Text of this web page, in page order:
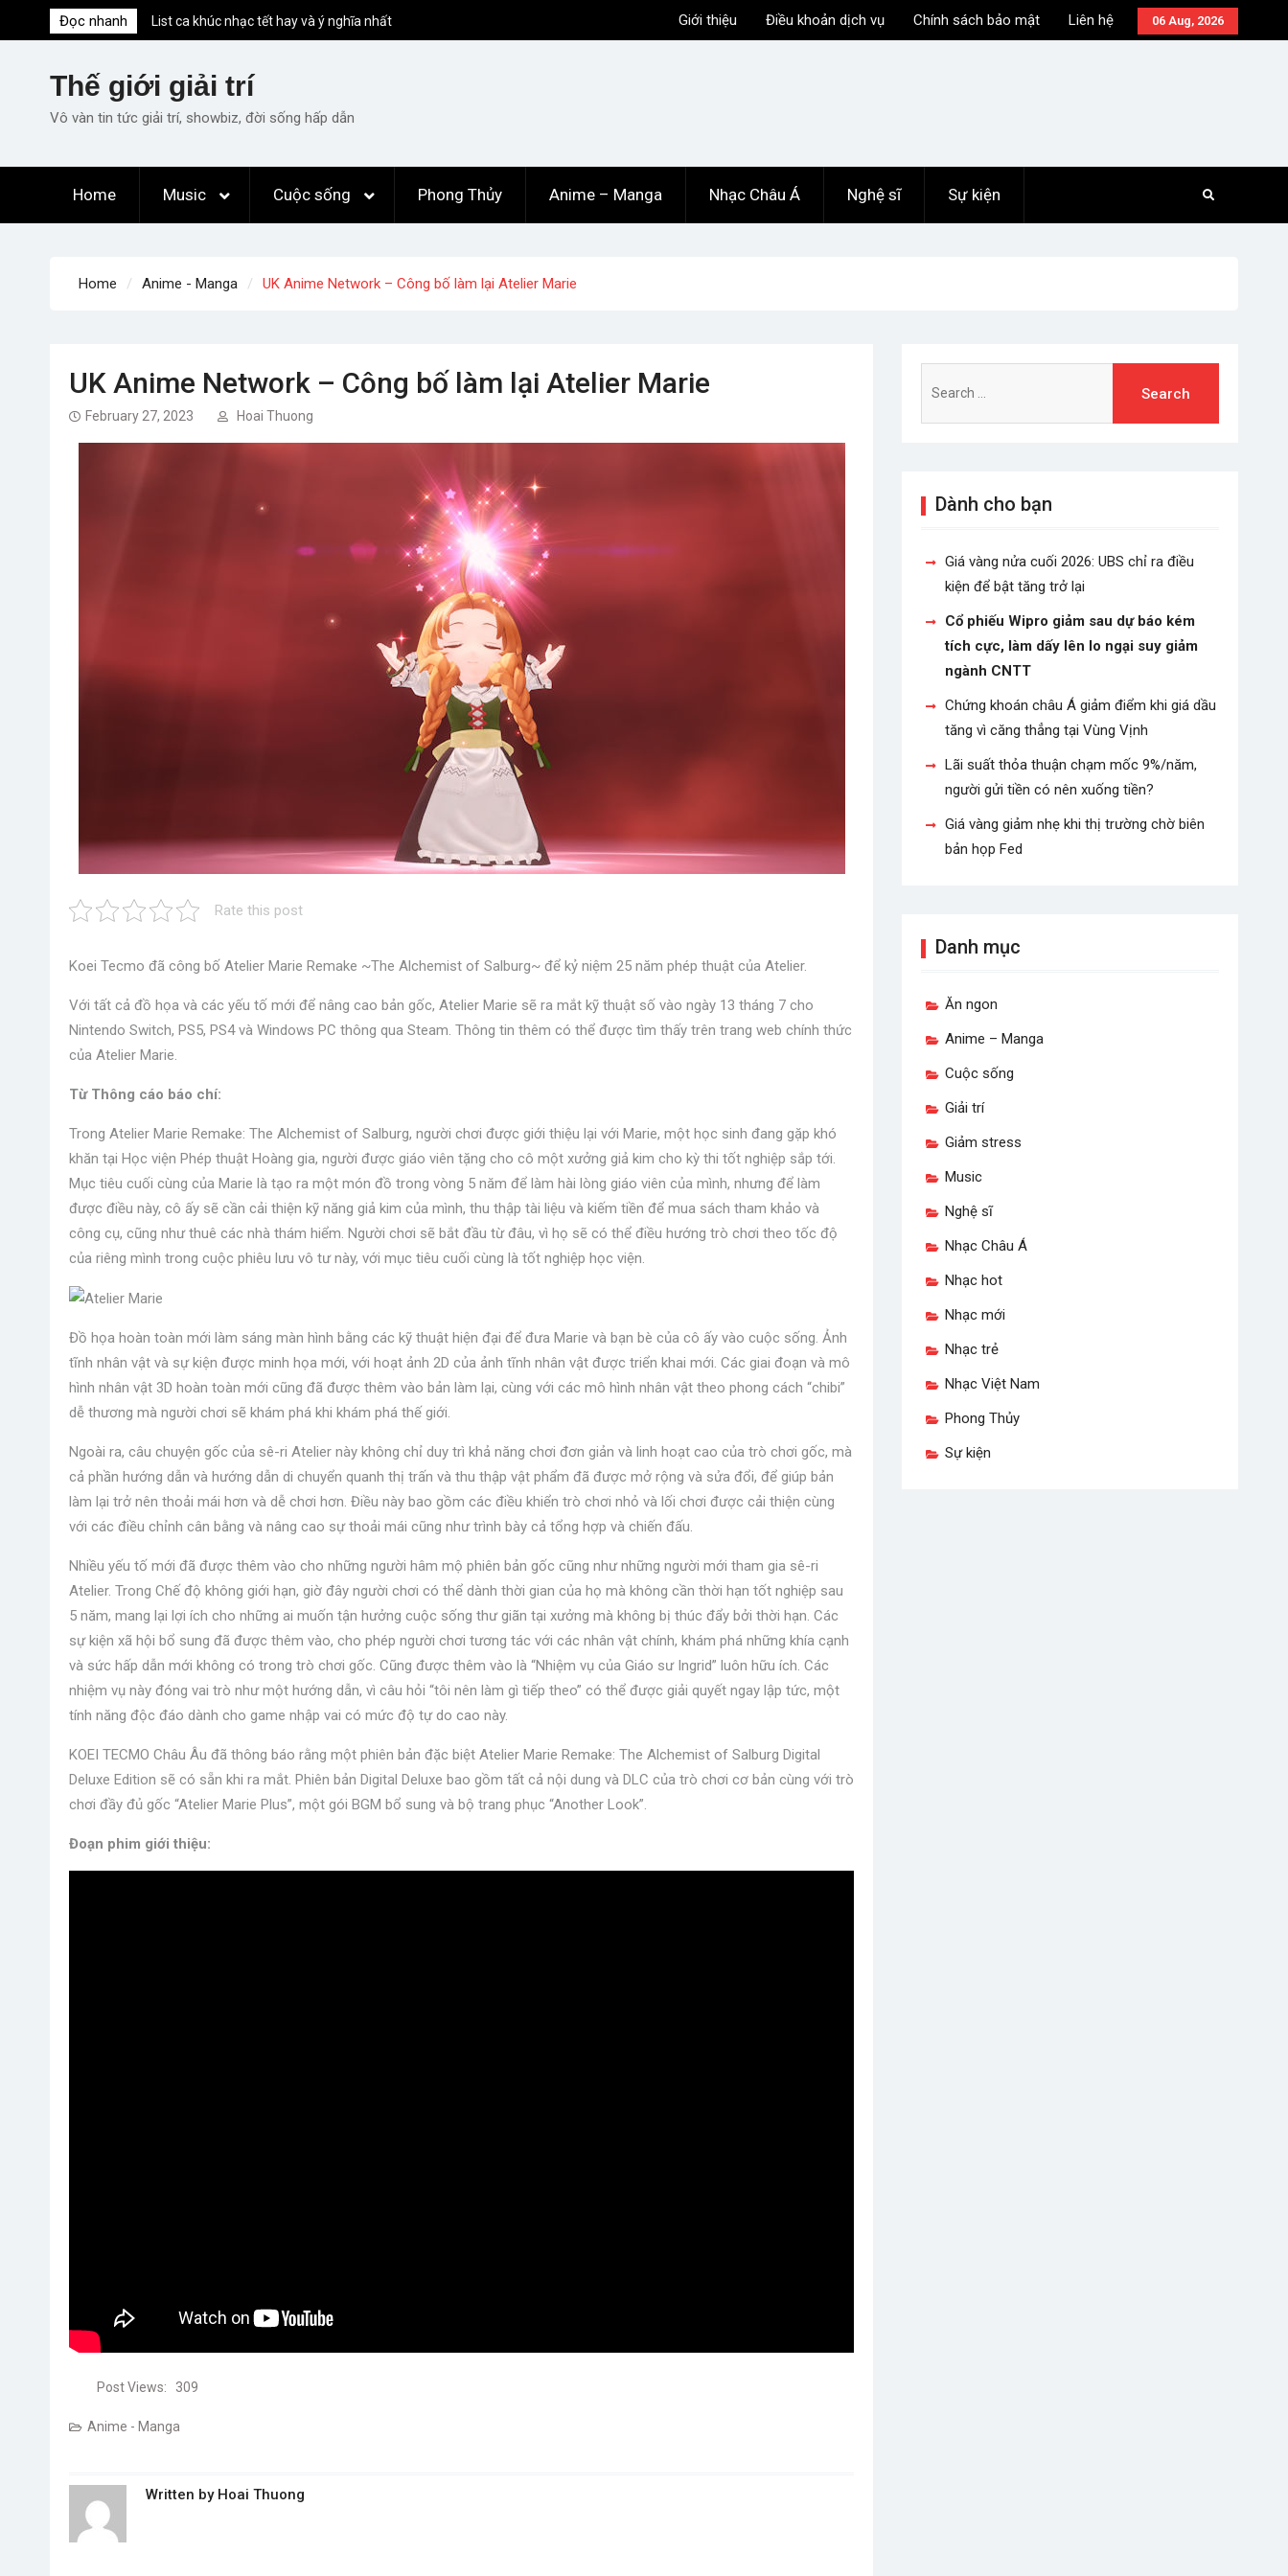
to
06 Aug, 2026
Giới thiệu Điều khoản dịch vụ Chính sách bảo mật Liên hệ
Đọc nhanh
List ca khúc nhạc tết hay và ý nghĩa nhất
mỗi dịp xuân về
comeback “ngoạn mục” với triệu view
Những ca khúc nhạc xuân “sặc mùi” quảng
Lời bài hát Chúng Ta của Hiện Tại – Sơn
Tùng M-TP – Full lyrics bản chuẩn
Thế giới giải trí
Vô vàn tin tức giải trí, showbiz, đời sống hấp dẫn
Home Music Cuộc sống Phong Thủy Anime – Manga Nhạc Châu Á Nghệ sĩ Sự kiện
Home Anime - Manga UK Anime Network – Công bố làm lại Atelier Marie
UK Anime Network – Công bố làm lại Atelier Marie
February 27, 2023 Hoai Thuong
Rate this post
Koei Tecmo đã công bố Atelier Marie Remake ~The Alchemist of Salburg~ để kỷ niệm 25 năm phép thuật của Atelier.
Với tất cả đồ họa và các yếu tố mới để nâng cao bản gốc, Atelier Marie sẽ ra mắt kỹ thuật số vào ngày 13 tháng 7 cho
Nintendo Switch, PS5, PS4 và Windows PC thông qua Steam. Thông tin thêm có thể được tìm thấy trên trang web chính thức
của Atelier Marie.
Từ Thông cáo báo chí:
Trong Atelier Marie Remake: The Alchemist of Salburg, người chơi được giới thiệu lại với Marie, một học sinh đang gặp khó
khăn tại Học viện Phép thuật Hoàng gia, người được giáo viên tặng cho cô một xưởng giả kim cho kỳ thi tốt nghiệp sắp tới.
Mục tiêu cuối cùng của Marie là tạo ra một món đồ trong vòng 5 năm để làm hài lòng giáo viên của mình, nhưng để làm
được điều này, cô ấy sẽ cần cải thiện kỹ năng giả kim của mình, thu thập tài liệu và kiếm tiền để mua sách tham khảo và
công cụ, cũng như thuê các nhà thám hiểm. Người chơi sẽ bắt đầu từ đâu, vì họ sẽ có thể điều hướng trò chơi theo tốc độ
của riêng mình trong cuộc phiêu lưu vô tư này, với mục tiêu cuối cùng là tốt nghiệp học viện.
Đồ họa hoàn toàn mới làm sáng màn hình bằng các kỹ thuật hiện đại để đưa Marie và bạn bè của cô ấy vào cuộc sống. Ảnh
tĩnh nhân vật và sự kiện được minh họa mới, với hoạt ảnh 2D của ảnh tĩnh nhân vật được triển khai mới. Các giai đoạn và mô
hình nhân vật 3D hoàn toàn mới cũng đã được thêm vào bản làm lại, cùng với các mô hình nhân vật theo phong cách “chibi”
dễ thương mà người chơi sẽ khám phá khi khám phá thế giới.
Ngoài ra, câu chuyện gốc của sê-ri Atelier này không chỉ duy trì khả năng chơi đơn giản và linh hoạt cao của trò chơi gốc, mà
cả phần hướng dẫn và hướng dẫn di chuyển quanh thị trấn và thu thập vật phẩm đã được mở rộng và sửa đổi, để giúp bản
làm lại trở nên thoải mái hơn và dễ chơi hơn. Điều này bao gồm các điều khiển trò chơi nhỏ và lối chơi được cải thiện cùng
với các điều chỉnh cân bằng và nâng cao sự thoải mái cũng như trình bày cả tổng hợp và chiến đấu.
Nhiều yếu tố mới đã được thêm vào cho những người hâm mộ phiên bản gốc cũng như những người mới tham gia sê-ri
Atelier. Trong Chế độ không giới hạn, giờ đây người chơi có thể dành thời gian của họ mà không cần thời hạn tốt nghiệp sau
5 năm, mang lại lợi ích cho những ai muốn tận hưởng cuộc sống thư giãn tại xưởng mà không bị thúc đẩy bởi thời hạn. Các
sự kiện xã hội bổ sung đã được thêm vào, cho phép người chơi tương tác với các nhân vật chính, khám phá những khía cạnh
và sức hấp dẫn mới không có trong trò chơi gốc. Cũng được thêm vào là “Nhiệm vụ của Giáo sư Ingrid” luôn hữu ích. Các
nhiệm vụ này đóng vai trò như một hướng dẫn, vì câu hỏi “tôi nên làm gì tiếp theo” có thể được giải quyết ngay lập tức, một
tính năng độc đáo dành cho game nhập vai có mức độ tự do cao này.
KOEI TECMO Châu Âu đã thông báo rằng một phiên bản đặc biệt Atelier Marie Remake: The Alchemist of Salburg Digital
Deluxe Edition sẽ có sẵn khi ra mắt. Phiên bản Digital Deluxe bao gồm tất cả nội dung và DLC của trò chơi cơ bản cùng với trò
chơi đầy đủ gốc “Atelier Marie Plus”, một gói BGM bổ sung và bộ trang phục “Another Look”.
Đoạn phim giới thiệu:
Post Views: 309
Anime - Manga
Written by Hoai Thuong
for:
Dành cho bạn
Giá vàng nửa cuối 2026: UBS chỉ ra điều
kiện để bật tăng trở lại
Cổ phiếu Wipro giảm sau dự báo kém
tích cực, làm dấy lên lo ngại suy giảm
ngành CNTT
Chứng khoán châu Á giảm điểm khi giá dầu
tăng vì căng thẳng tại Vùng Vịnh
Lãi suất thỏa thuận chạm mốc 9%/năm,
người gửi tiền có nên xuống tiền?
Giá vàng giảm nhẹ khi thị trường chờ biên
bản họp Fed
Danh mục
Ăn ngon
Anime – Manga
Cuộc sống
Giải trí
Giảm stress
Music
Nghệ sĩ
Nhạc Châu Á
Nhạc hot
Nhạc mới
Nhạc trẻ
Nhạc Việt Nam
Phong Thủy
Sự kiện